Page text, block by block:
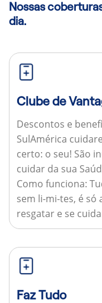
Nossas
dia.
Clube de
Descontos e
SulAmérica
certo: o seu! São
cuidar da sua
Como funciona:
sem li-mi-tes, é só
resgatar e se
Faz Tudo